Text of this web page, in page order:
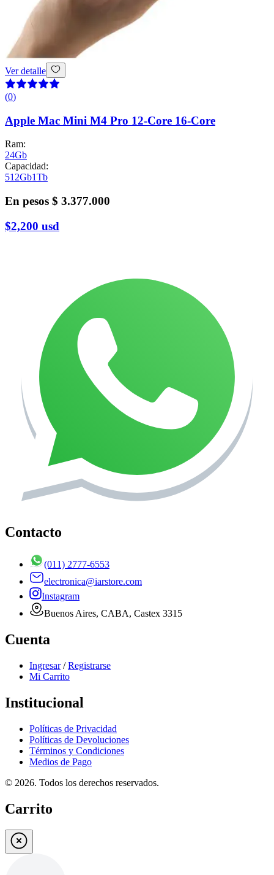
Ver detalle
(0)
Apple Mac Mini M4 Pro 12-Core 16-Core
Ram:
24Gb
Capacidad:
512Gb1Tb
En pesos $ 3.377.000
$2,200 usd
Contacto
(011) 2777-6553
electronica@iarstore.com
Instagram
Buenos Aires, CABA, Castex 3315
Cuenta
Ingresar/Registrarse
Mi Carrito
Institucional
Políticas de Privacidad
Políticas de Devoluciones
Términos y Condiciones
Medios de Pago
© 2026. Todos los derechos reservados.
Carrito